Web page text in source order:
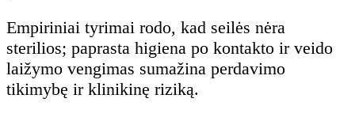
Empiriniai tyrimai rodo, kad seilės nėra
sterilios; paprasta higiena po kontakto ir veido
laižymo vengimas sumažina perdavimo
tikimybę ir klinikinę riziką.